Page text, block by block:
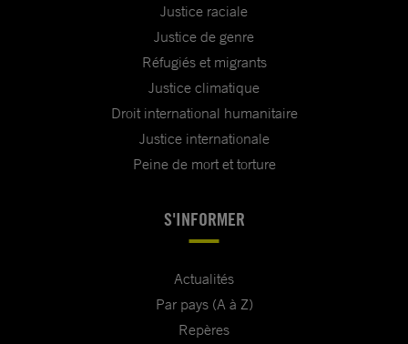
Justice raciale
Justice de genre
Réfugiés et migrants
Justice climatique
Droit international humanitaire
Justice internationale
Peine de mort et torture
S'INFORMER
Actualités
Par pays (A à Z)
Repères